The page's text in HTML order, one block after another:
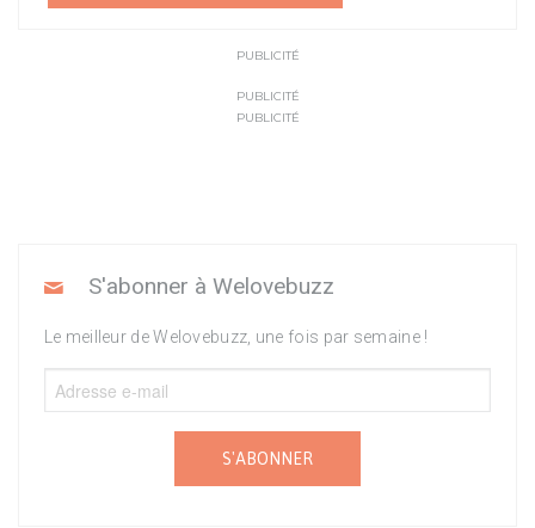
PUBLICITÉ
PUBLICITÉ
PUBLICITÉ
S'abonner à Welovebuzz
Le meilleur de Welovebuzz, une fois par semaine !
S'ABONNER